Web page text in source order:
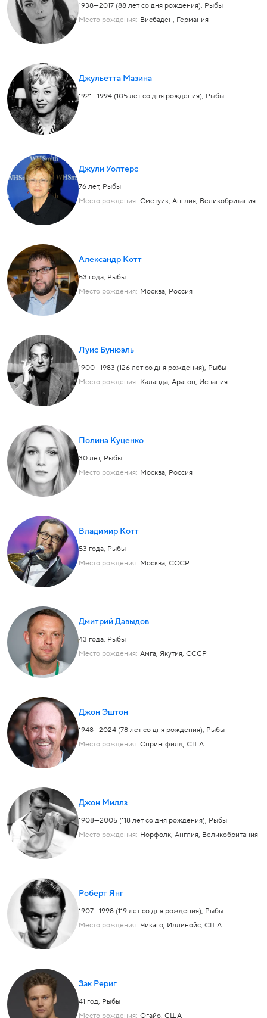
1938—2017 (88 лет со дня рождения), Рыбы
Место рождения: Висбаден, Германия
Джульетта Мазина
1921—1994 (105 лет со дня рождения), Рыбы
Джули Уолтерс
76 лет, Рыбы
Место рождения: Сметуик, Англия, Великобритания
Александр Котт
53 года, Рыбы
Место рождения: Москва, Россия
Луис Бунюэль
1900—1983 (126 лет со дня рождения), Рыбы
Место рождения: Каланда, Арагон, Испания
Полина Куценко
30 лет, Рыбы
Место рождения: Москва, Россия
Владимир Котт
53 года, Рыбы
Место рождения: Москва, СССР
Дмитрий Давыдов
43 года, Рыбы
Место рождения: Амга, Якутия, СССР
Джон Эштон
1948—2024 (78 лет со дня рождения), Рыбы
Место рождения: Спрингфилд, США
Джон Миллз
1908—2005 (118 лет со дня рождения), Рыбы
Место рождения: Норфолк, Англия, Великобритания
Роберт Янг
1907—1998 (119 лет со дня рождения), Рыбы
Место рождения: Чикаго, Иллинойс, США
Зак Рериг
41 год, Рыбы
Место рождения: Огайо, США